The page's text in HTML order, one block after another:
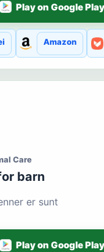
Play on Google Play
Amazon
Care
barn
er sunt
Play on Google Play